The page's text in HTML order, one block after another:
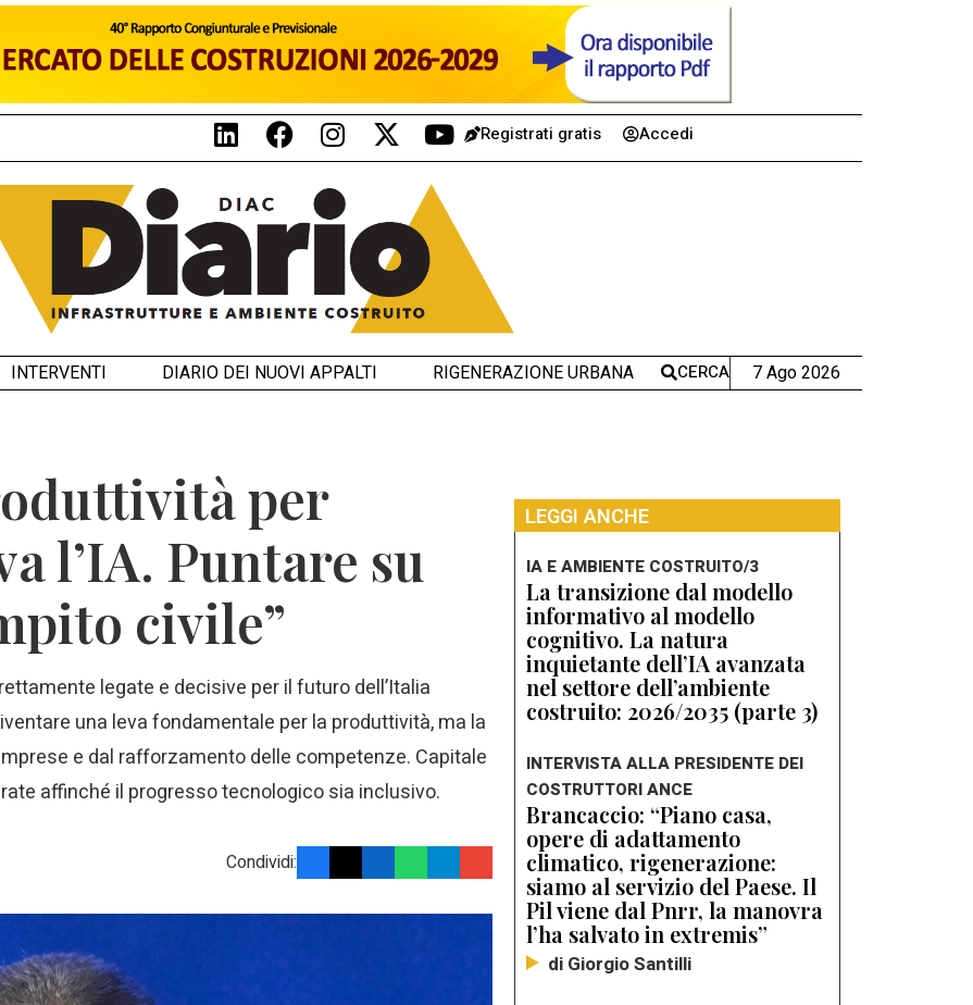
Registrati gratis Accedi
INTERVENTI DIARIO DEI NUOVI APPALTI RIGENERAZIONE URBANA CERCA 7 Ago 2026
per
l’IA. Puntare su
civile”
legate e decisive per il futuro dell’Italia
una leva fondamentale per la produttività, ma la
e dal rafforzamento delle competenze. Capitale
affinché il progresso tecnologico sia inclusivo.
Condividi:
LEGGI ANCHE
IA E AMBIENTE COSTRUITO/3
La transizione dal modello
informativo al modello
cognitivo. La natura
inquietante dell’IA avanzata
nel settore dell’ambiente
costruito: 2026/2035 (parte 3)
INTERVISTA ALLA PRESIDENTE DEI
COSTRUTTORI ANCE
Brancaccio: “Piano casa,
opere di adattamento
climatico, rigenerazione:
siamo al servizio del Paese. Il
Pil viene dal Pnrr, la manovra
l’ha salvato in extremis”
di Giorgio Santilli